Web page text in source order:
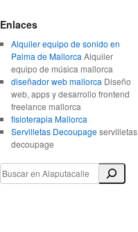
Enlaces
Alquiler equipo de sonido en
Palma de Mallorca Alquiler
equipo de música mallorca
diseñador web mallorca Diseño
web, apps y desarrollo frontend
freelance mallorca
fisioterapia Mallorca
Servilletas Decoupageservilletas
decoupage